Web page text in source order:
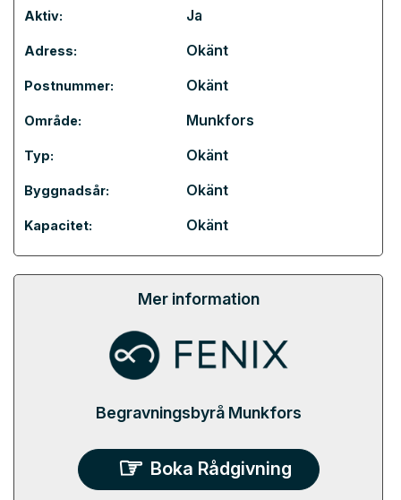
Aktiv: Ja
Adress: Okänt
Postnummer: Okänt
Område: Munkfors
Typ: Okänt
Byggnadsår: Okänt
Kapacitet: Okänt
Mer information
Begravningsbyrå Munkfors
Boka Rådgivning